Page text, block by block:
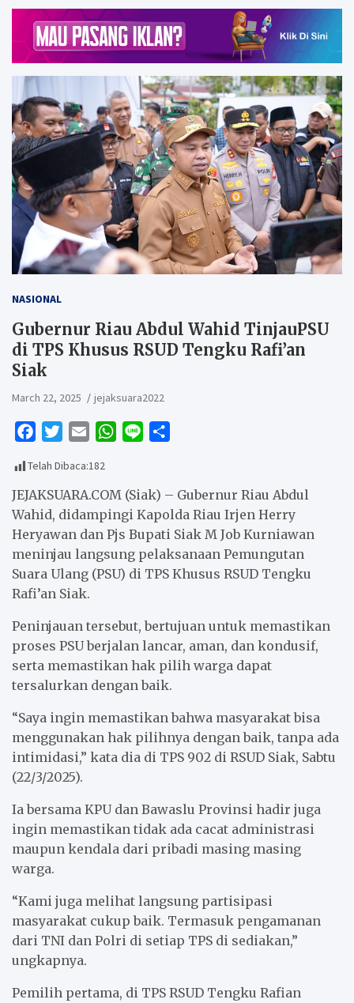
NASIONAL
Gubernur Riau Abdul Wahid TinjauPSU
di TPS Khusus RSUD Tengku Rafi’an
Siak
March 22, 2025 jejaksuara2022
c
e
b
o
o
k
i
t
t
e
r
a
i
l
W
t
s
A
p
p
e
r
e
Telah Dibaca:182
JEJAKSUARA.COM (Siak) – Gubernur Riau Abdul
Wahid, didampingi Kapolda Riau Irjen Herry
Heryawan dan Pjs Bupati Siak M Job Kurniawan
meninjau langsung pelaksanaan Pemungutan
Suara Ulang (PSU) di TPS Khusus RSUD Tengku
Rafi’an Siak.
Peninjauan tersebut, bertujuan untuk memastikan
proses PSU berjalan lancar, aman, dan kondusif,
serta memastikan hak pilih warga dapat
tersalurkan dengan baik.
“Saya ingin memastikan bahwa masyarakat bisa
menggunakan hak pilihnya dengan baik, tanpa ada
intimidasi,” kata dia di TPS 902 di RSUD Siak, Sabtu
(22/3/2025).
Ia bersama KPU dan Bawaslu Provinsi hadir juga
ingin memastikan tidak ada cacat administrasi
maupun kendala dari pribadi masing masing
warga.
“Kami juga melihat langsung partisipasi
masyarakat cukup baik. Termasuk pengamanan
dari TNI dan Polri di setiap TPS di sediakan,”
ungkapnya.
Pemilih pertama, di TPS RSUD Tengku Rafian